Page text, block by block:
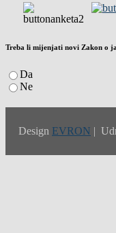
Treba li mijenjati novi Zakon o
Da
Ne
Design EVRON |